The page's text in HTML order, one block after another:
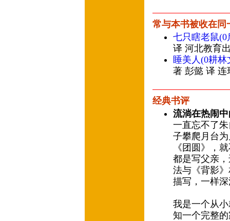
常与本书被收在同
七只瞎老鼠
译 河北教育
睡美人(0耕
著 彭懿 译 连
经典书评
流淌在热闹
一直忘不了
子攀爬月台
《团圆》，
都是写父亲
法与《背影
描写，一样
我是一个从
知一个完整